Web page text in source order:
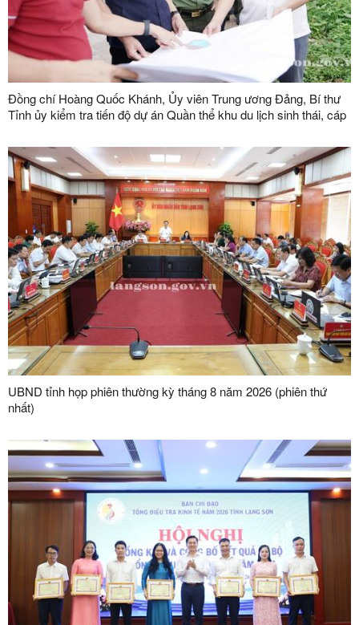
Đồng chí Hoàng Quốc Khánh, Ủy viên Trung ương Đảng, Bí thư
Tỉnh ủy kiểm tra tiến độ dự án Quần thể khu du lịch sinh thái, cáp
UBND tỉnh họp phiên thường kỳ tháng 8 năm 2026 (phiên thứ
nhất)